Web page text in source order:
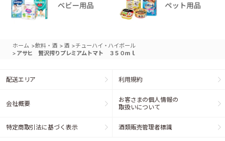
ホーム >飲料・酒 > 酒 >チューハイ・ハイボール
> アサヒ 贅沢搾りプレミアムトマト ３５０ｍｌ
配送エリア 利用規約
会社概要
お客さまの個人情報の
取扱いについて
特定商取引法に基づく表示 酒類販売管理者標識